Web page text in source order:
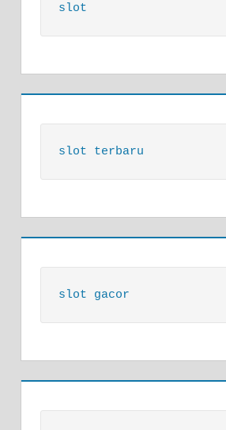
slot
slot terbaru
slot gacor